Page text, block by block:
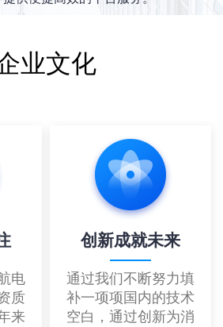
业文化
电
质
来
创新成就未来
通过我们不断努力填
补一项项国内的技术
空白，通过创新为消